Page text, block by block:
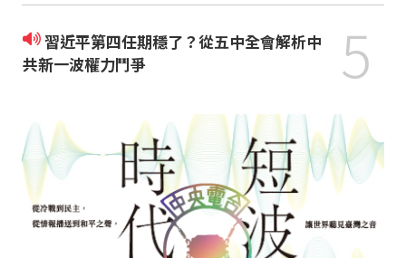
習近平第四任期穩了？從五中全會解析中
共新一波權力鬥爭
5